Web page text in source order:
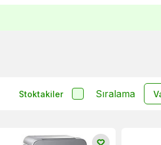
Stoktakiler Sıralama